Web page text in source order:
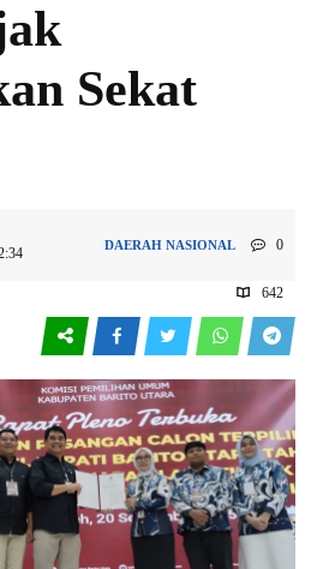
Sekat
DAERAH NASIONAL 0
642